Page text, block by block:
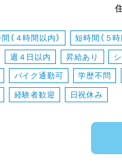
（４時間以内） 短時間（５時
週４日以内 昇給あり
バイク通勤可 学歴不問
経験者歓迎 日祝休み